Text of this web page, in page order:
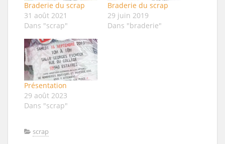
Braderie du scrap
31 août 2021
Dans "scrap"
Braderie du scrap
29 juin 2019
Dans "braderie"
Présentation
29 août 2023
Dans "scrap"
scrap